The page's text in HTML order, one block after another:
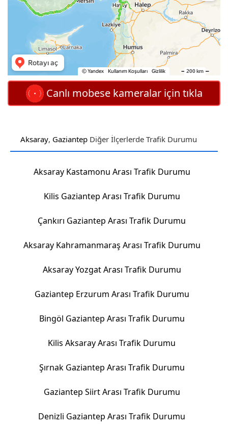
Canlı mobese kameralar için tıkla
Aksaray, Gaziantep Diğer İlçerlerde Trafik Durumu
Aksaray Kastamonu Arası Trafik Durumu
Kilis Gaziantep Arası Trafik Durumu
Çankırı Gaziantep Arası Trafik Durumu
Aksaray Kahramanmaraş Arası Trafik Durumu
Aksaray Yozgat Arası Trafik Durumu
Gaziantep Erzurum Arası Trafik Durumu
Bingöl Gaziantep Arası Trafik Durumu
Kilis Aksaray Arası Trafik Durumu
Şırnak Gaziantep Arası Trafik Durumu
Gaziantep Siirt Arası Trafik Durumu
Denizli Gaziantep Arası Trafik Durumu